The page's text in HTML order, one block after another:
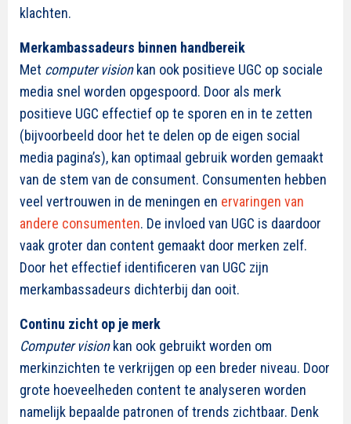
klachten.
Merkambassadeurs binnen handbereik
Met computer visionkan ook positieve UGC op sociale
media snel worden opgespoord. Door als merk
positieve UGC effectief op te sporen en in te zetten
(bijvoorbeeld door het te delen op de eigen social
media pagina’s), kan optimaal gebruik worden gemaakt
van de stem van de consument. Consumenten hebben
veel vertrouwen in de meningen en ervaringen van
andere consumenten. De invloed van UGC is daardoor
vaak groter dan content gemaakt door merken zelf.
Door het effectief identificeren van UGC zijn
merkambassadeurs dichterbij dan ooit.
Continu zicht op je merk
Computer visionkan ook gebruikt worden om
merkinzichten te verkrijgen op een breder niveau. Door
grote hoeveelheden content te analyseren worden
namelijk bepaalde patronen of trends zichtbaar. Denk